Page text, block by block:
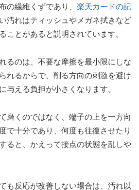
の繊維くずであり、 楽天カードの記
汚れはティッシュやメガネ拭きなど
ことがあると説明されています。
るのは、不要な摩擦を最小限にしな
れるからで、削る方向の刺激を避け
与える負担が小さくなります。
磨くのではなく、端子の上を一方向
で十分であり、何度も往復させたり
ると、かえって接点の状態を乱しや
も反応が改善しない場合は、汚れ以